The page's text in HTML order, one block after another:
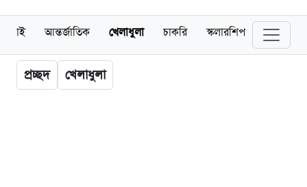
আন্তর্জাতিক খেলাধুলা চাকরি স্কলারশিপ বিনোদন
প্রচ্ছদ খেলাধুলা